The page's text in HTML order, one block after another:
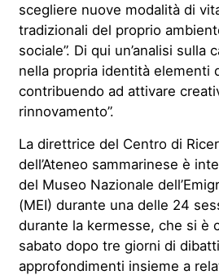
scegliere nuove modalità di
tradizionali del proprio
sociale”. Di qui un’analisi sulla
nella propria identità elementi
contribuendo ad attivare
rinnovamento”.
La direttrice del Centro di
dell’Ateneo sammarinese è
del Museo Nazionale
(MEI) durante una delle 24
durante la kermesse, che si è
sabato dopo tre giorni di
approfondimenti insieme a